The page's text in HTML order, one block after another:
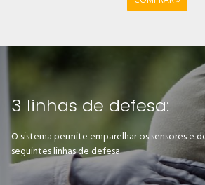
3 linhas de defesa:
O sistema permite emparelhar os sensores e
seguintes linhas de defesa.